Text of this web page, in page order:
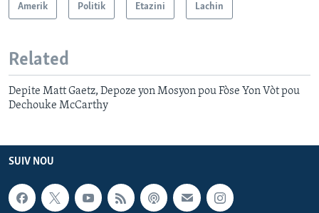
Amerik Politik Etazini Lachin
Related
Depite Matt Gaetz, Depoze yon Mosyon pou Fòse Yon Vòt pou
Dechouke McCarthy
SUIV NOU